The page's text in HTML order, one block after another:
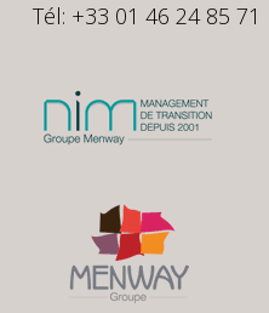
Tél: +33 01 46 24 85 71